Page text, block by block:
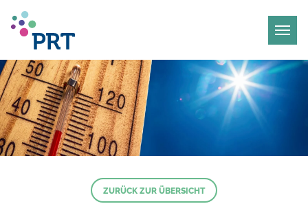
ZURÜCK ZUR ÜBERSICHT